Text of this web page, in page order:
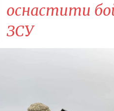
оснастити
ЗСУ